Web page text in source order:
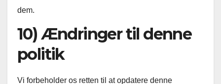
dem.
10) Ændringer til denne
politik
Vi forbeholder os retten til at opdatere denne